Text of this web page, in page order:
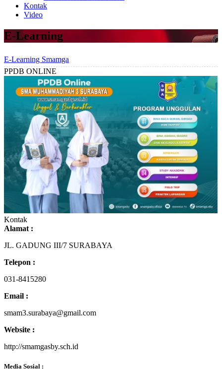
Kontak
Video
E-Learning
E-Learning Smamga
PPDB ONLINE
Kontak
Alamat :
JL. GADUNG III/7 SURABAYA
Telepon :
031-8415280
Email :
smam3.surabaya@gmail.com
Website :
http://smamgasby.sch.id
Media Sosial :